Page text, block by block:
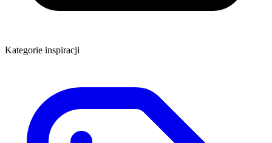
Kategorie inspiracji